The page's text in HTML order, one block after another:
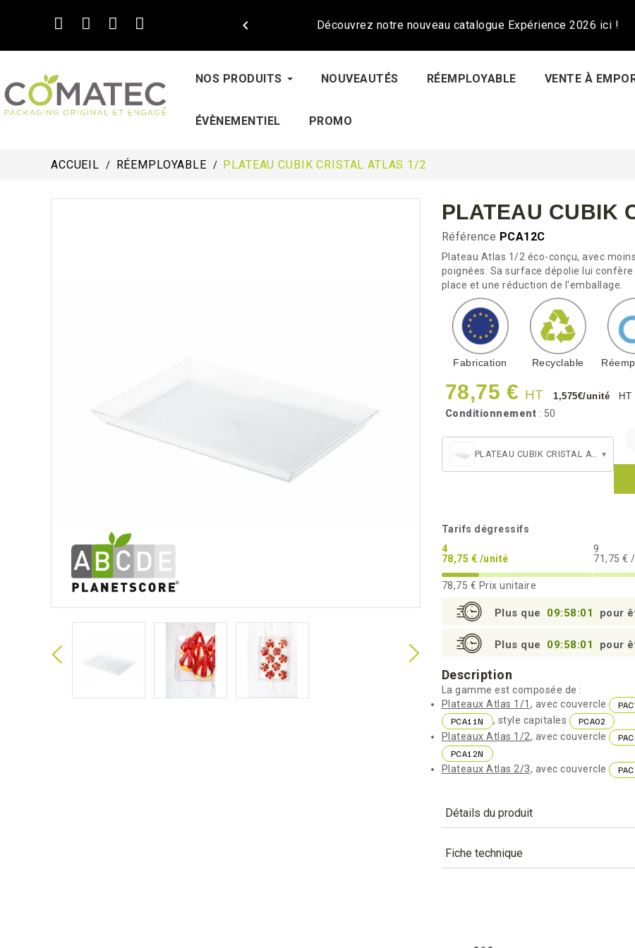
Découvrez notre nouveau catalogue Expérience 2026 ici !

NOS PRODUITS NOUVEAUTÉS RÉEMPLOYABLE VENTE À
ÉVÈNEMENTIEL PROMO
ACCUEIL RÉEMPLOYABLE PLATEAU CUBIK CRISTAL ATLAS 1/2
PLATEAU CUBIK
Référence PCA12C
Plateau Atlas 1/2 éco-conçu, avec
poignées. Sa surface dépolie lui
place et une réduction de l'emballage.
Fabrication Recyclable
78,75 € HT 1,575€/unité HT
Conditionnement : 50
PLATEAU CUBIK CRISTAL ATLAS 1/2 ▾
Tarifs dégressifs
4
78,75 € /unité
9
71,75 €
78,75 € Prix unitaire
Plus que 09:58:00 pour
Plus que 09:58:00 pour
Description
La gamme est composée de :
Plateaux Atlas 1/1 , avec couvercle
PCA11N , style capitales PCA02
Plateaux Atlas 1/2, avec couvercle
PCA12N
Plateaux Atlas 2/3, avec couvercle
Détails du produit
Référence PCA12C
Caractéristiques
Fiche technique